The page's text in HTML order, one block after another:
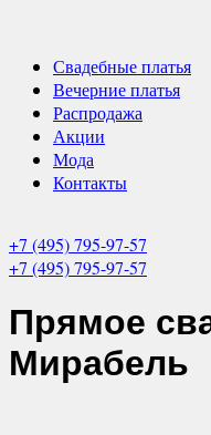
Свадебные платья
Вечерние платья
Распродажа
Акции
Мода
Контакты
+7 (495) 795-97-57
+7 (495) 795-97-57
Прямое
Мирабель